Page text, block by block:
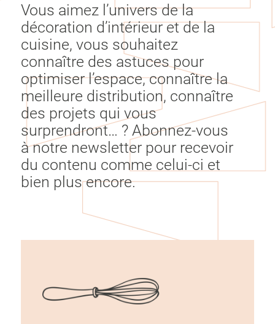
Vous aimez l’univers de la
décoration d’intérieur et de la
cuisine, vous souhaitez
connaître des astuces pour
optimiser l’espace, connaître la
meilleure distribution, connaître
des projets qui vous
surprendront… ? Abonnez-vous
à notre newsletter pour recevoir
du contenu comme celui-ci et
bien plus encore.